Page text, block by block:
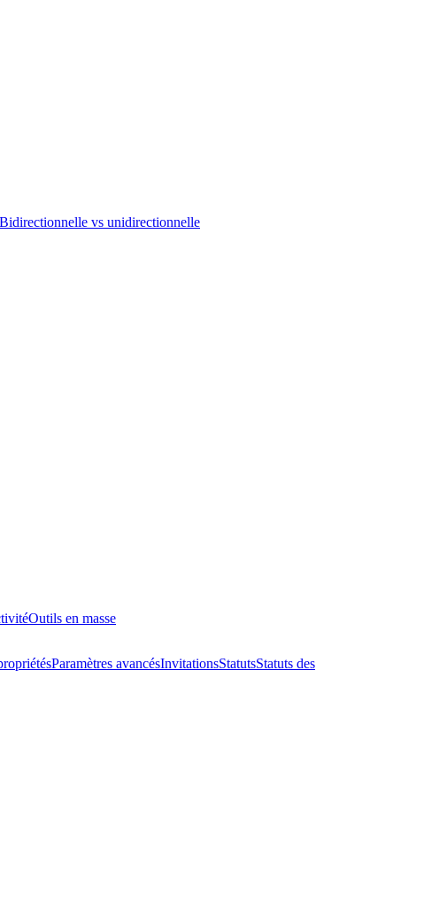
Bidirectionnelle vs unidirectionnelle
Outils en masse
Paramètres avancésInvitationsStatutsStatuts des